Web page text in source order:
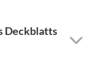
Deckblatts